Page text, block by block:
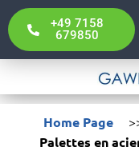
+49 7158
679850
Home Page
Palettes en